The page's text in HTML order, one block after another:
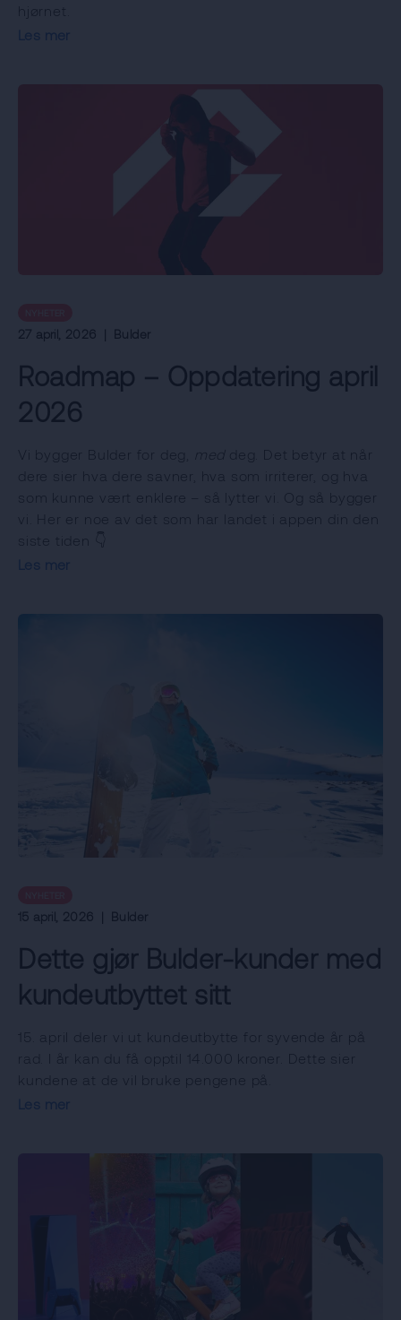
hjørnet.
Les mer
27 april, 2026 | Bulder
Roadmap – Oppdatering april
2026
Vi bygger Bulder for deg, med
deg. Det betyr at når
dere sier hva dere savner, hva som irriterer, og hva
som kunne vært enklere – så lytter vi. Og så bygger
vi. Her er noe av det som har landet i appen din den
siste tiden 👇
Les mer
15 april, 2026 | Bulder
Dette gjør Bulder-kunder med
kundeutbyttet sitt
15. april deler vi ut kundeutbytte for syvende år på
rad. I år kan du få opptil 14.000 kroner. Dette sier
kundene at de vil bruke pengene på.
Les mer